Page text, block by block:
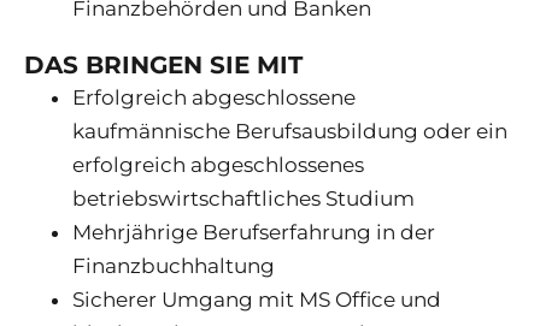
Finanzbehörden und Banken
DAS BRINGEN SIE MIT
Erfolgreich abgeschlossene
kaufmännische Berufsausbildung oder ein
erfolgreich abgeschlossenes
betriebswirtschaftliches Studium
Mehrjährige Berufserfahrung in der
Finanzbuchhaltung
Sicherer Umgang mit MS Office und